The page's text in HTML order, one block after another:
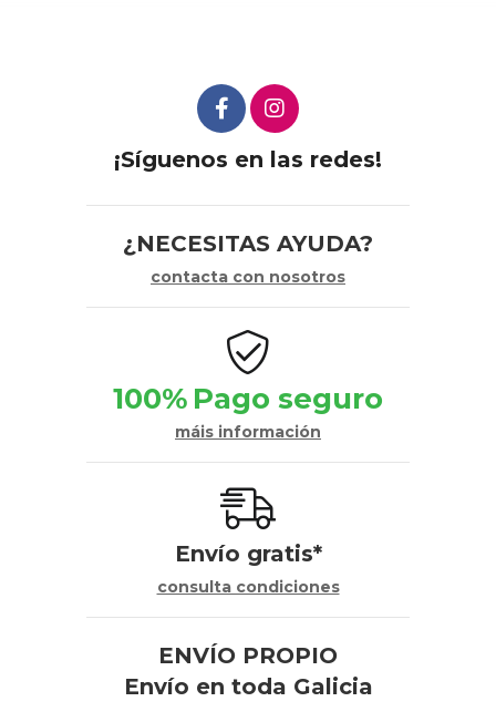
¡Síguenos en las redes!
¿NECESITAS AYUDA?
contacta con nosotros
100% Pago seguro
máis información
Envío gratis*
consulta condiciones
ENVÍO PROPIO
Envío en toda Galicia